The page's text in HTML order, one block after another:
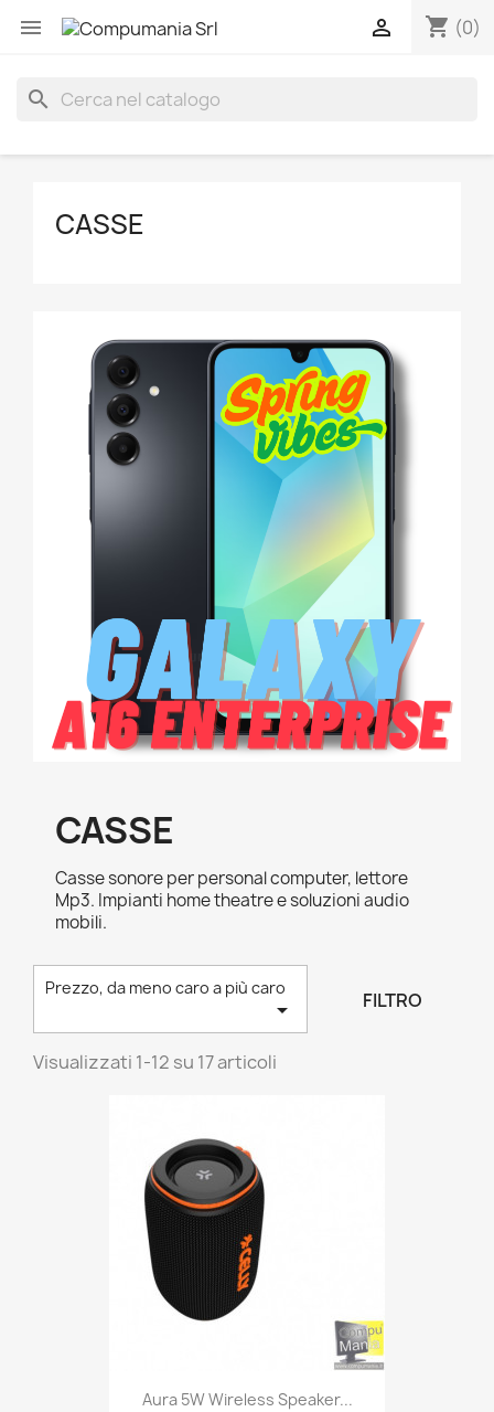
 shopping_cart (0)

search
CASSE
CASSE
Casse sonore per personal computer, lettore
Mp3. Impianti home theatre e soluzioni audio
mobili.
Prezzo, da meno caro a più caro
 FILTRO
Visualizzati 1-12 su 17 articoli
Aura 5W Wireless Speaker...